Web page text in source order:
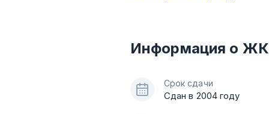
Информация о ЖК
Срок сдачи
Сдан в 2004 году